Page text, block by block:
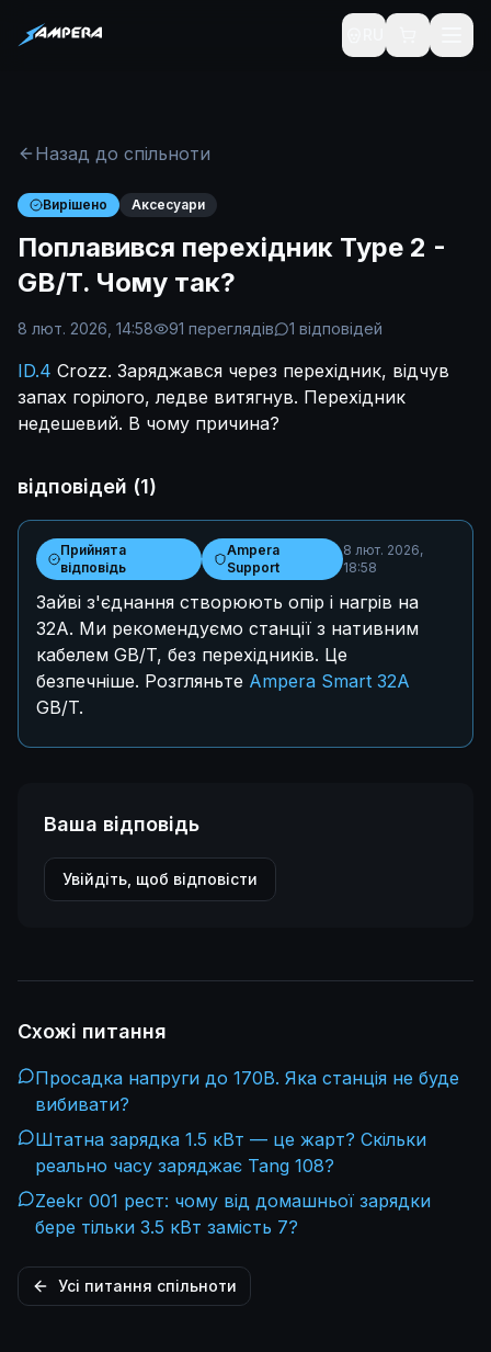
Назад до спільноти
Вирішено Аксесуари
Поплавився перехідник Type 2 -
GB/T. Чому так?
8 лют. 2026, 14:58 91 переглядів 1 відповідей
ID.4 Crozz. Заряджався через перехідник, відчув
запах горілого, ледве витягнув. Перехідник
недешевий. В чому причина?
відповідей (1)
Прийнята
відповідь
Ampera
Support
8 лют. 2026,
18:58
Зайві з'єднання створюють опір і нагрів на
32А. Ми рекомендуємо станції з нативним
кабелем GB/T, без перехідників. Це
безпечніше. Розгляньте Ampera Smart 32A
GB/T.
Ваша відповідь
Увійдіть, щоб відповісти
Схожі питання
Просадка напруги до 170В. Яка станція не буде
вибивати?
Штатна зарядка 1.5 кВт — це жарт? Скільки
реально часу заряджає Tang 108?
Zeekr 001 рест: чому від домашньої зарядки
бере тільки 3.5 кВт замість 7?
Усі питання спільноти